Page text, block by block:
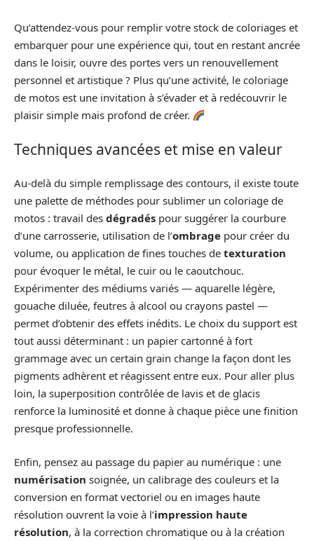
Qu’attendez-vous pour remplir votre stock de coloriages et
embarquer pour une expérience qui, tout en restant ancrée
dans le loisir, ouvre des portes vers un renouvellement
personnel et artistique ? Plus qu’une activité, le coloriage
de motos est une invitation à s’évader et à redécouvrir le
plaisir simple mais profond de créer.
Techniques avancées et mise en valeur
Au-delà du simple remplissage des contours, il existe toute
une palette de méthodes pour sublimer un coloriage de
motos : travail des dégradés pour suggérer la courbure
d’une carrosserie, utilisation de l’ombrage pour créer du
volume, ou application de fines touches de texturation
pour évoquer le métal, le cuir ou le caoutchouc.
Expérimenter des médiums variés — aquarelle légère,
gouache diluée, feutres à alcool ou crayons pastel —
permet d’obtenir des effets inédits. Le choix du support est
tout aussi déterminant : un papier cartonné à fort
grammage avec un certain grain change la façon dont les
pigments adhèrent et réagissent entre eux. Pour aller plus
loin, la superposition contrôlée de lavis et de glacis
renforce la luminosité et donne à chaque pièce une finition
presque professionnelle.
Enfin, pensez au passage du papier au numérique : une
numérisation soignée, un calibrage des couleurs et la
conversion en format vectoriel ou en images haute
résolution ouvrent la voie à l’impression haute
résolution, à la correction chromatique ou à la création